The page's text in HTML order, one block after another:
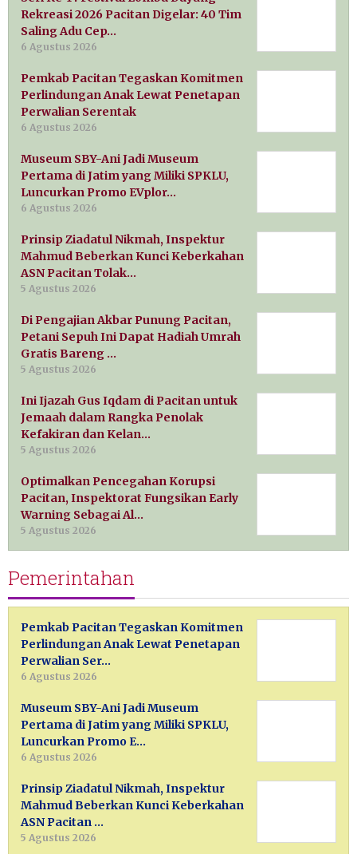
Rekreasi 2026 Pacitan Digelar: 40 Tim
Saling Adu Cep…
6 Agustus 2026
Pemkab Pacitan Tegaskan Komitmen
Perlindungan Anak Lewat Penetapan
Perwalian Serentak
6 Agustus 2026
Museum SBY-Ani Jadi Museum
Pertama di Jatim yang Miliki SPKLU,
Luncurkan Promo EVplor…
6 Agustus 2026
Prinsip Ziadatul Nikmah, Inspektur
Mahmud Beberkan Kunci Keberkahan
ASN Pacitan Tolak…
5 Agustus 2026
Di Pengajian Akbar Punung Pacitan,
Petani Sepuh Ini Dapat Hadiah Umrah
Gratis Bareng …
5 Agustus 2026
Ini Ijazah Gus Iqdam di Pacitan untuk
Jemaah dalam Rangka Penolak
Kefakiran dan Kelan…
5 Agustus 2026
Optimalkan Pencegahan Korupsi
Pacitan, Inspektorat Fungsikan Early
Warning Sebagai Al…
5 Agustus 2026
Pemerintahan
Pemkab Pacitan Tegaskan Komitmen
Perlindungan Anak Lewat Penetapan
Perwalian Ser…
6 Agustus 2026
Museum SBY-Ani Jadi Museum
Pertama di Jatim yang Miliki SPKLU,
Luncurkan Promo E…
6 Agustus 2026
Prinsip Ziadatul Nikmah, Inspektur
Mahmud Beberkan Kunci Keberkahan
ASN Pacitan …
5 Agustus 2026